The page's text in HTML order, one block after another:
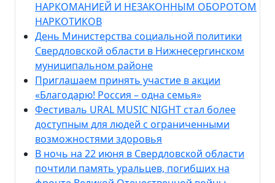
НАРКОМАНИЕЙ И НЕЗАКОННЫМ ОБОРОТОМ
НАРКОТИКОВ
День Министерства социальной политики
Свердловской области в Нижнесергинском
муниципальном районе
Приглашаем принять участие в акции
«Благодарю! Россия – одна семья»
Фестиваль URAL MUSIC NIGHT стал более
доступным для людей с ограниченными
возможностями здоровья
В ночь на 22 июня в Свердловской области
почтили память уральцев, погибших на